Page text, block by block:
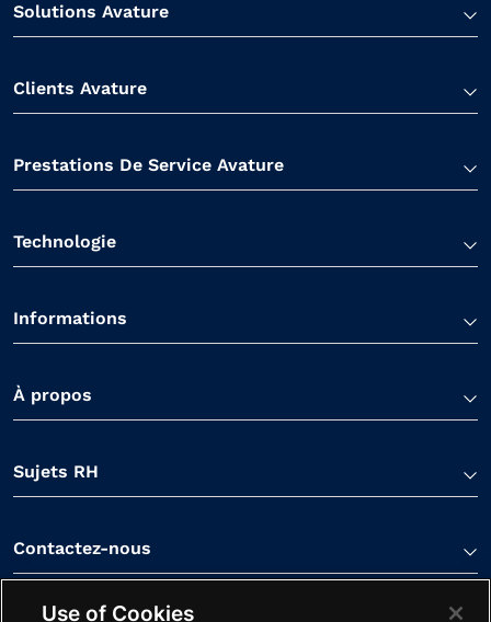
Solutions Avature
Clients Avature
Prestations De Service Avature
Technologie
Informations
À propos
Sujets RH
Contactez-nous
Use of Cookies